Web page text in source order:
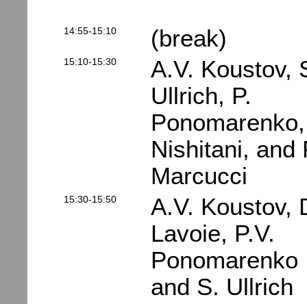
14:55-15:10 (break)
15:10-15:30
A.V. Koustov,
Ullrich, P.
Nishitani, and
Marcucci
15:30-15:50
A.V. Koustov,
Lavoie, P.V.
Ponomarenko
and S. Ullrich